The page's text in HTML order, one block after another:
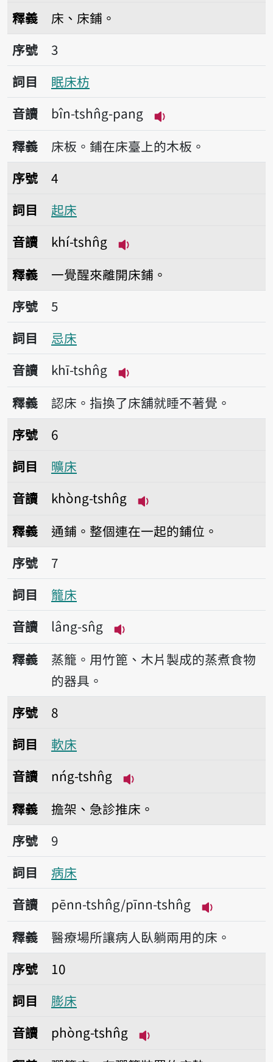
釋義
床、床鋪。
序號3眠床枋
序號
3
詞目
眠床枋
音讀
bîn-tshn̂g-pang
播放音讀bîn-tshn̂g-
釋義
床板。鋪在床臺上的木板。
序號4起床
序號
4
詞目
起床
音讀
khí-tshn̂g
釋義
一覺醒來離開床鋪。
序號5忌床
序號
5
詞目
忌床
音讀
khī-tshn̂g
播放音讀khī-tshn̂g
釋義
認床。指換了床舖就睡不著覺。
序號6曠床
序號
6
詞目
曠床
音讀
khòng-tshn̂g
釋義
通鋪。整個連在一起的鋪位。
序號7籠床
序號
7
詞目
籠床
音讀
lâng-sn̂g
播放音讀lâng-sn̂g
釋義
蒸籠。用竹篦、木片製成的蒸煮食物
的器具。
序號8軟床
序號
8
詞目
軟床
音讀
nńg-tshn̂g
釋義
擔架、急診推床。
序號9病床
序號
9
詞目
病床
音讀
pēnn-tshn̂g/pīnn-tshn̂g
播放音讀
釋義
醫療場所讓病人臥躺兩用的床。
序號10膨床
序號
10
詞目
膨床
音讀
phòng-tshn̂g